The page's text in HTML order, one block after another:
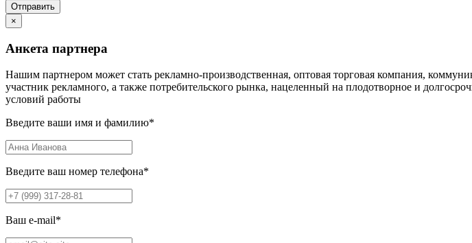
Отправить
×
Анкета партнера
Нашим партнером может стать рекламно-производственная, оптовая торговая компания,
участник рекламного, а также потребительского рынка, нацеленный на плодотворное и
условий работы
Введите ваши имя и фамилию*
Введите ваш номер телефона*
Ваш e-mail*